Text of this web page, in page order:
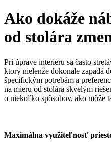
Ako dokáže
od stolára
Pri úprave interiéru sa často
ktorý nielenže dokonale zapadá
špecifickým potrebám a
na mieru od stolára skvelým
o niekoľko spôsobov, ako môže
Maximálna využiteľnosť